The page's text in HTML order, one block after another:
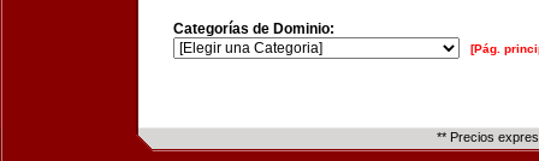
Categorías de Dominio:
[Pág.
** Precios